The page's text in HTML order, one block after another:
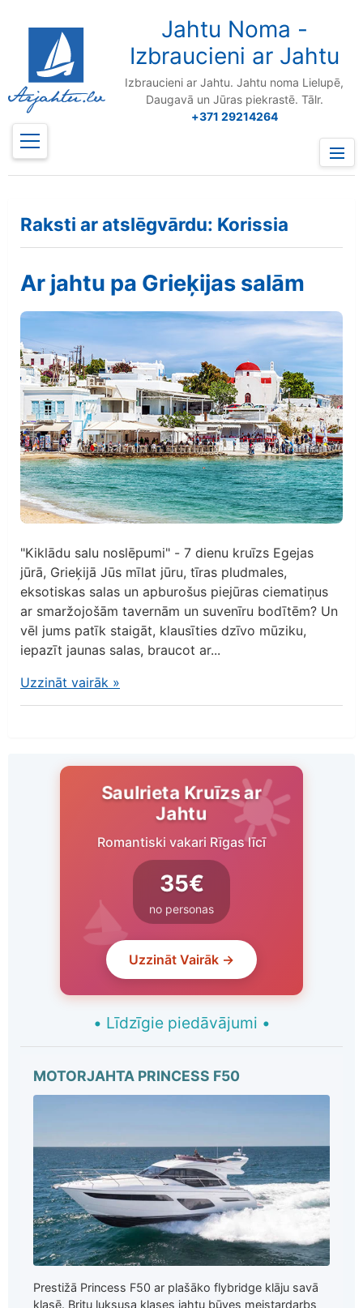
Jahtu Noma -
Izbraucieni ar Jahtu
Izbraucieni ar Jahtu. Jahtu noma Lielupē,
Daugavā un Jūras piekrastē. Tālr.
+371 29214264
Menu
Raksti ar atslēgvārdu: Korissia
Ar jahtu pa Grieķijas salām
"Kiklādu salu noslēpumi" - 7 dienu kruīzs Egejas
jūrā, Grieķijā Jūs mīlat jūru, tīras pludmales,
eksotiskas salas un apburošus piejūras ciematiņus
ar smaržojošām tavernām un suvenīru bodītēm? Un
vēl jums patīk staigāt, klausīties dzīvo mūziku,
iepazīt jaunas salas, braucot ar...
Uzzināt vairāk »
Saulrieta Kruīzs ar
Jahtu
Romantiski vakari Rīgas līcī
35€
no personas
Uzzināt Vairāk →
• Līdzīgie piedāvājumi •
MOTORJAHTA PRINCESS F50
Prestižā Princess F50 ar plašāko flybridge klāju savā
klasē. Britu luksusa klases jahtu būves meistardarbs